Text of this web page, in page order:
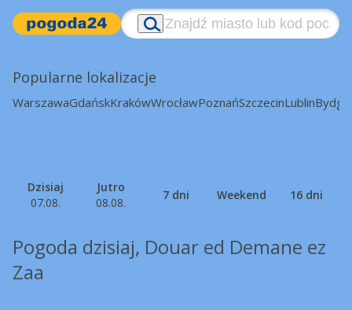
Popularne lokalizacje
WarszawaGdańskKrakówWrocławPoznańSzczecinLublin
Dzisiaj
07.08.
Jutro
08.08.
7 dni Weekend 16 dni
Pogoda dzisiaj, Douar ed Demane ez
Zaa